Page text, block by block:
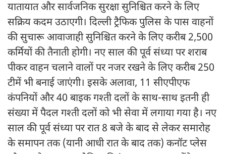
यातायात और सार्वजनिक सुरक्षा सुनिश्चित करने के लिए
सक्रिय कदम उठाएगी। दिल्ली ट्रैफिक पुलिस के पास वाहनों
की सुचारू आवाजाही सुनिश्चित करने के लिए करीब 2,500
कर्मियों की तैनाती होगी। नए साल की पूर्व संध्या पर शराब
पीकर वाहन चलाने वालों पर नजर रखने के लिए करीब 250
टीमें भी बनाई जाएंगी। इसके अलावा, 11 सीएपीएफ
कंपनियों और 40 बाइक गश्ती दलों के साथ-साथ इतनी ही
संख्या में पैदल गश्ती दलों को भी सेवा में लगाया गया है। नए
साल की पूर्व संध्या पर रात 8 बजे के बाद से लेकर समारोह
के समापन तक (यानी आधी रात के बाद तक) कनॉट प्लेस